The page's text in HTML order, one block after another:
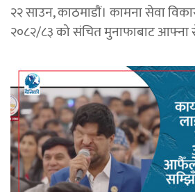
२२ साउन, काठमाडाैं। कामना सेवा
२०८२/८३ को संचित मुनाफाबाट